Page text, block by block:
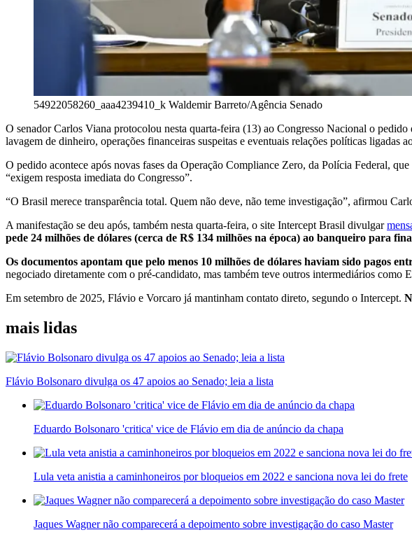
54922058260_aaa4239410_k Waldemir Barreto/Agência Senado
O senador Carlos Viana protocolou nesta quarta-feira (13) ao Congresso Nacional o
lavagem de dinheiro, operações financeiras suspeitas e eventuais relações políticas ligadas
O pedido acontece após novas fases da Operação Compliance Zero, da Polícia Federal,
“exigem resposta imediata do Congresso”.
“O Brasil merece transparência total. Quem não deve, não teme investigação”, afirmou
A manifestação se deu após, também nesta quarta-feira, o site Intercept Brasil divulgar
pede 24 milhões de dólares (cerca de R$ 134 milhões na época) ao banqueiro para
Os documentos apontam que pelo menos 10 milhões de dólares haviam sido pagos
negociado diretamente com o pré-candidato, mas também teve outros intermediários
Em setembro de 2025, Flávio e Vorcaro já mantinham contato direto, segundo o Intercept.
mais lidas
Flávio Bolsonaro divulga os 47 apoios ao Senado; leia a lista
Eduardo Bolsonaro 'critica' vice de Flávio em dia de anúncio da chapa
Lula veta anistia a caminhoneiros por bloqueios em 2022 e sanciona nova lei do frete
Jaques Wagner não comparecerá a depoimento sobre investigação do caso Master